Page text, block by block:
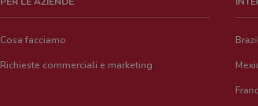
Cosa facciamo
Richieste commerciali e marketing